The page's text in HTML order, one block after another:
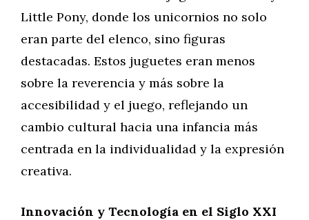
Little Pony, donde los unicornios no solo
eran parte del elenco, sino figuras
destacadas. Estos juguetes eran menos
sobre la reverencia y más sobre la
accesibilidad y el juego, reflejando un
cambio cultural hacia una infancia más
centrada en la individualidad y la expresión
creativa.
Innovación y Tecnología en el Siglo XXI